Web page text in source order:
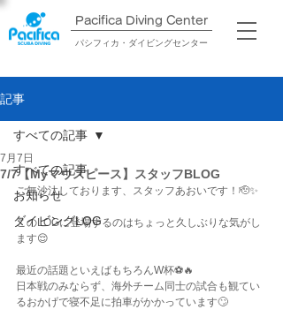
Pacifica Diving Center​
パシフィカ・ダイビングセンター
記事
すべての記事
お知らせ
ダイビングLOG
すべての記事
7/7【Myマウスピース】スタッフBLOG
7月7日
ご無沙汰しております、スタッフあおいです！🫡✨
このLOGに登場するのはちょっと久しぶりな気がし
ます😌
最近の話題といえばもちろんW杯⚽️🔥
日本戦のみならず、海外チーム同士の試合も観てい
るおかげで寝不足に拍車がかかっています🙄